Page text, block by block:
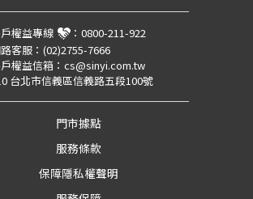
權益專線 ： 0800-211-922
客服： (02)2755-7666
權益信箱： cs@sinyi.com.tw
台北市信義區信義路五段100號
門市據點
服務條款
保障隱私權聲明